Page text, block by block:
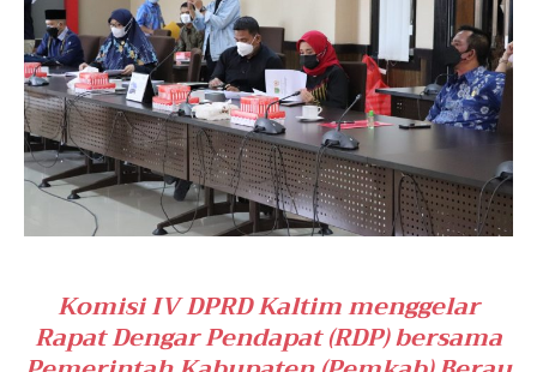
Komisi IV DPRD Kaltim menggelar
Rapat Dengar Pendapat (RDP) bersama